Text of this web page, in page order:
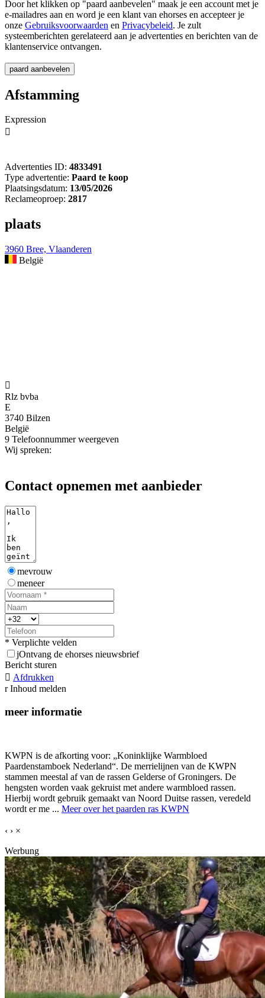
Door het klikken op "paard aanbevelen" maak je een account met je
e-mailadres aan en word je een klant van ehorses en accepteer je
onze Gebruiksvoorwaarden en Privacybeleid. Je zult
systeemberichten gerelateerd aan je advertenties en berichten van de
klantenservice ontvangen.
Afstamming
Expression

Advertenties ID: 4833491
Type advertentie: Paard te koop
Plaatsingsdatum: 13/05/2026
Reclameoproep: 2817
plaats
3960 Bree, Vlaanderen
België

Rlz bvba
E
3740 Bilzen
België
9 Telefoonnummer weergeven
Wij spreken:
Contact opnemen met aanbieder
mevrouw
meneer
* Verplichte velden
jOntvang de ehorses nieuwsbrief
Bericht sturen
 Afdrukken
r Inhoud melden
meer informatie
KWPN is de afkorting voor: „Koninklijke Warmbloed
Paardenstamboek Nederland“. De merrielijnen van de KWPN
stammen meestal af van de rassen Gelderse of Groningers. De
hengsten worden vaak gekruist met andere warmbloed rassen.
Hierbij wordt gebruik gemaakt van Noord Duitse rassen, veredeld
wordt er me ... Meer over het paarden ras KWPN
‹ › ×
Werbung